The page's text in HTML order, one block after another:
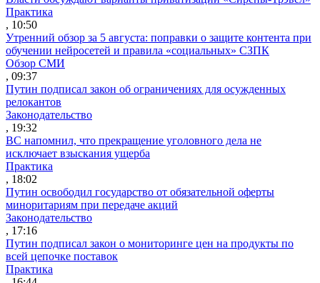
Практика
, 10:50
Утренний обзор за 5 августа: поправки о защите контента при
обучении нейросетей и правила «социальных» СЗПК
Обзор СМИ
, 09:37
Путин подписал закон об ограничениях для осужденных
релокантов
Законодательство
, 19:32
ВС напомнил, что прекращение уголовного дела не
исключает взыскания ущерба
Практика
, 18:02
Путин освободил государство от обязательной оферты
миноритариям при передаче акций
Законодательство
, 17:16
Путин подписал закон о мониторинге цен на продукты по
всей цепочке поставок
Практика